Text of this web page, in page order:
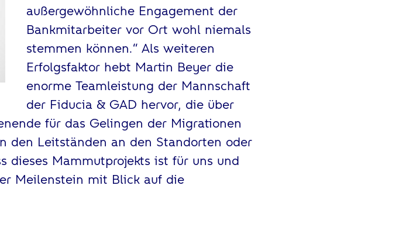
außergewöhnliche Engagement der
Bankmitarbeiter vor Ort wohl niemals
stemmen können.“ Als weiteren
Erfolgsfaktor hebt Martin Beyer die
enorme Teamleistung der Mannschaft
der Fiducia & GAD hervor, die über
für das Gelingen der Migrationen
den Leitständen an den Standorten oder
dieses Mammutprojekts ist für uns und
Meilenstein mit Blick auf die